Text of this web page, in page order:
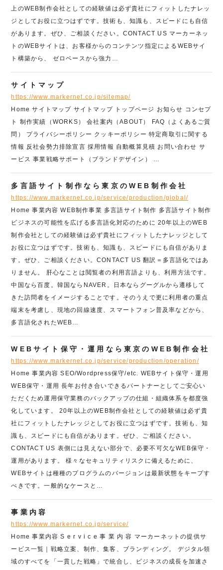
上のWEB制作会社としての経験値は必ず貴社にフィットしたナレッ
ジとしてお役に立つはずです。技術も、知識も、スピードにも自信
があります。ぜひ、ご相談ください。CONTACT US マーカーネッ
トのWEBサイトは、お客様からのコンテンツ指定によるWEBサイ
ト構築から、 ゼロベースから強力…
サイトマップ
https://www.markernet.co.jp/sitemap/
Home サイトマップ サイトマップ トップページ お知らせ コンセプ
ト 制作実績（WORKS） 会社案内（ABOUT） FAQ（よくあるご質
問） プライバシーポリシー クッキーポリシー 特定商取引に関する
情報 反社会勢力排除宣言 採用情報 自動概算見積 お問い合わせ サ
ービス 事業戦略サポート（ブランドデザイン） …
多言語サイト制作なら東京のWEB制作会社
https://www.markernet.co.jp/service/production/global/
Home 事業内容 WEB制作事業 多言語サイト制作 多言語サイト制作
ビジネスの可能性を広げる多言語化対応のために 20年以上のWEB
制作会社としての経験値は必ず貴社にフィットしたナレッジとして
お役に立つはずです。技術も、知識も、スピードにも自信がありま
す。ぜひ、ご相談ください。CONTACT US 翻訳＝多言語化ではあ
りません。 肝心なことは閲覧者の利用言語よりも、利用方法です。
中国なら百度。韓国ならNAVER。日本ならグーグルから遷移して
きた訪問者をイメージすることです。そのうえで更に利用者の重点
端末を考慮し、現地の回線速度、スマートフォン普及率などから、
多言語化されたWEB…
WEBサイト保守・運用なら東京のWEB制作会社
https://www.markernet.co.jp/service/production/operation/
Home 事業内容 SEO/Wordpress保守/etc. WEBサイト保守・運用
WEB保守・運用 長年お付き合いできるパートナーとしてご安心い
ただくため運用保守業務のバックアップの仕組・組織体系を都度強
化しています。 20年以上のWEB制作会社としての経験値は必ず貴
社にフィットしたナレッジとしてお役に立つはずです。技術も、知
識も、スピードにも自信があります。ぜひ、ご相談ください。
CONTACT US 表側には見えない部分で、必要不可欠なWEB保守・
運用があります。 様々なセキュリティリスクに備えるために、
WEBサイトは種種のプログラムのバージョンは最新状態をキープす
べきです。一般的なケースと…
事業内容
https://www.markernet.co.jp/service/
Home 事業内容 S e r v i c e 事 業 内 容 マーカーネットの提供サ
ービス一覧｜戦略立案、制作、集客、ブランディング。 デジタル領
域のすべてを「一貫した戦略」で統合し、ビジネスの成長を加速さ